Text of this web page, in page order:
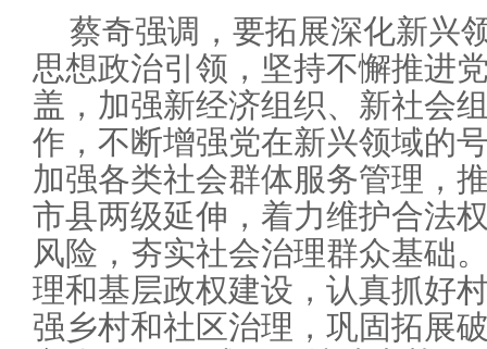
蔡奇强调，要拓展深化新兴
思想政治引领，坚持不懈推进
盖，加强新经济组织、新社会
作，不断增强党在新兴领域的
加强各类社会群体服务管理，
市县两级延伸，着力维护合法
风险，夯实社会治理群众基础
理和基层政权建设，认真抓好
强乡村和社区治理，巩固拓展